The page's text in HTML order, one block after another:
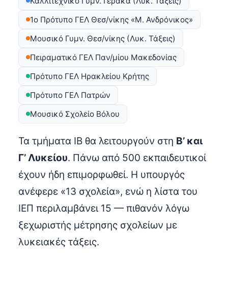
1ο Πρότυπο ΓΕΛ Θεσ/νίκης «Μ. Ανδρόνικος»
Μουσικό Γυμν. Θεσ/νίκης (Λυκ. Τάξεις)
Πειραματικό ΓΕΛ Παν/μίου Μακεδονίας
Πρότυπο ΓΕΛ Ηρακλείου Κρήτης
Πρότυπο ΓΕΛ Πατρών
Μουσικό Σχολείο Βόλου
Τα τμήματα IB θα λειτουργούν στη Β’ και
Γ’ Λυκείου. Πάνω από 500 εκπαιδευτικοί
έχουν ήδη επιμορφωθεί. Η υπουργός
ανέφερε «13 σχολεία», ενώ η λίστα του
ΙΕΠ περιλαμβάνει 15 — πιθανόν λόγω
ξεχωριστής μέτρησης σχολείων με
λυκειακές τάξεις.